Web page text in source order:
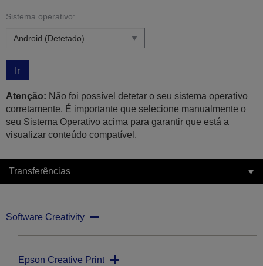
Sistema operativo:
Ir
Atenção: Não foi possível detetar o seu sistema operativo
corretamente. É importante que selecione manualmente o
seu Sistema Operativo acima para garantir que está a
visualizar conteúdo compatível.
Transferências
Software Creativity
Epson Creative Print